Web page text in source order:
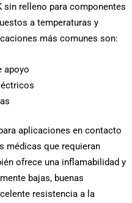
sin relleno para componentes
a temperaturas y
más comunes son:
apoyo
aplicaciones en contacto
médicas que requieran
ofrece una inflamabilidad y
bajas, buenas
resistencia a la